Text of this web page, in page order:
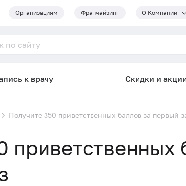
Организациям Франчайзинг О Компании
к врачу Скидки и акции
Получите 350 приветственных баллов за первый
приветственных